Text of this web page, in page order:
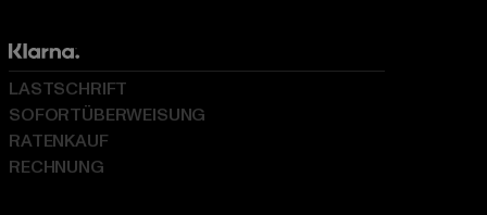
LASTSCHRIFT
SOFORTÜBERWEISUNG
RATENKAUF
RECHNUNG